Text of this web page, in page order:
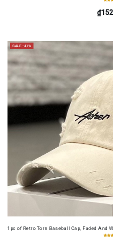
SALE -41%
1pc of Retro Torn Baseball Cap, Faded